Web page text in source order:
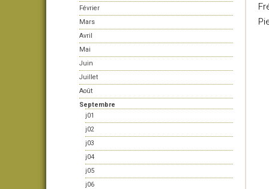
Février
Mars
Avril
Mai
Juin
Juillet
Août
Septembre
j01
j02
j03
j04
j05
j06